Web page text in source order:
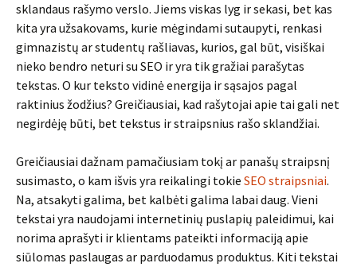
sklandaus rašymo verslo. Jiems viskas lyg ir sekasi, bet kas
kita yra užsakovams, kurie mėgindami sutaupyti, renkasi
gimnazistų ar studentų rašliavas, kurios, gal būt, visiškai
nieko bendro neturi su SEO ir yra tik gražiai parašytas
tekstas. O kur teksto vidinė energija ir sąsajos pagal
raktinius žodžius? Greičiausiai, kad rašytojai apie tai gali net
negirdėję būti, bet tekstus ir straipsnius rašo sklandžiai.
Greičiausiai dažnam pamačiusiam tokį ar panašų straipsnį
susimasto, o kam išvis yra reikalingi tokie SEO straipsniai.
Na, atsakyti galima, bet kalbėti galima labai daug. Vieni
tekstai yra naudojami internetinių puslapių paleidimui, kai
norima aprašyti ir klientams pateikti informaciją apie
siūlomas paslaugas ar parduodamus produktus. Kiti tekstai